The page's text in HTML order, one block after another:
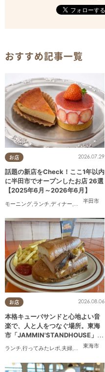
おすすめ記事一覧
お店
半田市
2026.07.29
話題の新店をCheck！ここ1年以内
に半田市でオープンしたお店 26選
【2025年6月～2026年6月】
モーニング ランチ ディナー アルコール
お店
東海市
2026.08.06
本格キューバサンドと心地よい音
楽で、人と人をつなぐ場所。東海
市「JAMMIN'STANDHOUSE」に
行ってみた
ランチ,行ってみたレポ,夫婦,おひとりさま